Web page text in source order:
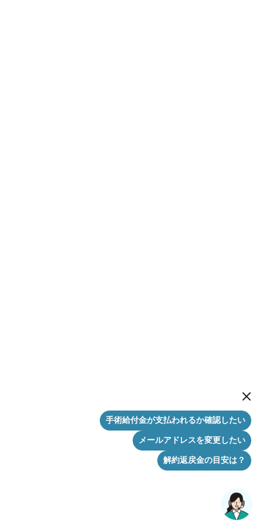
New
手術給付金が支払われるか確認したい
メールアドレスを変更したい
解約返戻金の目安は？